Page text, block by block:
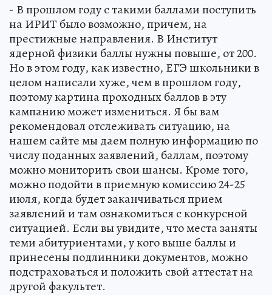
- В прошлом году с такими баллами поступить
на ИРИТ было возможно, причем, на
престижные направления. В Институт
ядерной физики баллы нужны повыше, от 200.
Но в этом году, как известно, ЕГЭ школьники в
целом написали хуже, чем в прошлом году,
поэтому картина проходных баллов в эту
кампанию может измениться. Я бы вам
рекомендовал отслеживать ситуацию, на
нашем сайте мы даем полную информацию по
числу поданных заявлений, баллам, поэтому
можно мониторить свои шансы. Кроме того,
можно подойти в приемную комиссию 24-25
июля, когда будет заканчиваться прием
заявлений и там ознакомиться с конкурсной
ситуацией. Если вы увидите, что места заняты
теми абитуриентами, у кого выше баллы и
принесены подлинники документов, можно
подстраховаться и положить свой аттестат на
другой факультет.